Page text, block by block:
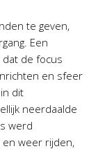
te geven,
Een
de focus
en sfeer
dit
neerdaalde
werd
en weer rijden,